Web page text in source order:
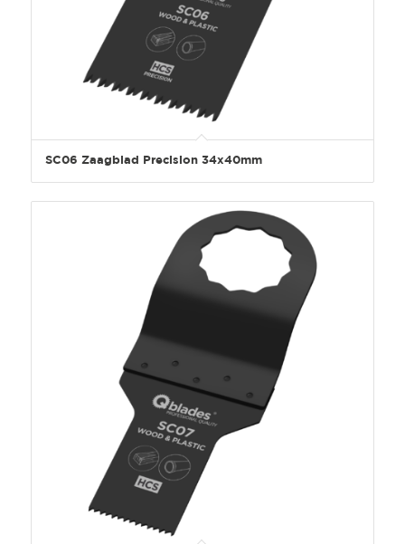
SC06 Zaagblad Precision 34x40mm